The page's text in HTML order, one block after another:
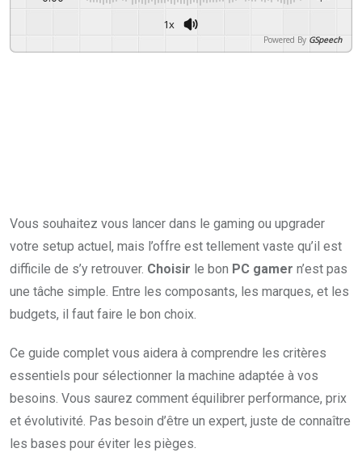
1x
Powered By GSpeech
Vous souhaitez vous lancer dans le gaming ou upgrader
votre setup actuel, mais l’offre est tellement vaste qu’il est
difficile de s’y retrouver. Choisir le bon PC gamer n’est pas
une tâche simple. Entre les composants, les marques, et les
budgets, il faut faire le bon choix.
Ce guide complet vous aidera à comprendre les critères
essentiels pour sélectionner la machine adaptée à vos
besoins. Vous saurez comment équilibrer performance, prix
et évolutivité. Pas besoin d’être un expert, juste de connaître
les bases pour éviter les pièges.